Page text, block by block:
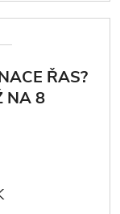
ŘAS?
NA 8